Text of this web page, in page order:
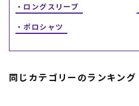
スケートTOP
CONTENTS
ロングスリーブ
ポロシャツ
同じカテゴリーのランキング